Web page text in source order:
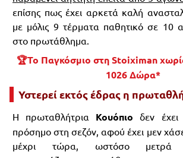
επίσης πως έχει αρκετά καλή
με μόλις 9 τέρματα παθητικό σε 10
στο πρωτάθλημα.
🏆Το Παγκόσμιο στη Stoiximan
1026 Δώρα*
Υστερεί εκτός έδρας η
Η πρωταθλήτρια Κουόπιο δεν έχει
πρόσημο στη σεζόν, αφού έχει μεν
μέχρι τώρα, ωστόσο μετρά